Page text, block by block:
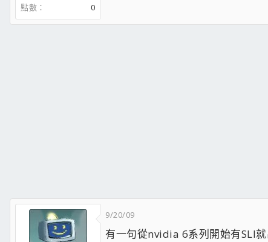
點數
0
9/20/09
有一句從nvidia 6系列開始有SLI